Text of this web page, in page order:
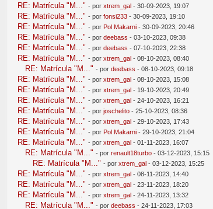
RE: Matrícula "M..." - por xtrem_gal - 30-09-2023, 19:07
RE: Matrícula "M..." - por fonsi233 - 30-09-2023, 19:10
RE: Matrícula "M..." - por Pol Makarni - 30-09-2023, 20:46
RE: Matrícula "M..." - por deebass - 03-10-2023, 09:38
RE: Matrícula "M..." - por deebass - 07-10-2023, 22:38
RE: Matrícula "M..." - por xtrem_gal - 08-10-2023, 08:40
RE: Matrícula "M..." - por deebass - 08-10-2023, 09:18
RE: Matrícula "M..." - por xtrem_gal - 08-10-2023, 15:08
RE: Matrícula "M..." - por xtrem_gal - 19-10-2023, 20:49
RE: Matrícula "M..." - por xtrem_gal - 24-10-2023, 16:21
RE: Matrícula "M..." - por joschelito - 25-10-2023, 08:36
RE: Matrícula "M..." - por xtrem_gal - 29-10-2023, 17:43
RE: Matrícula "M..." - por Pol Makarni - 29-10-2023, 21:04
RE: Matrícula "M..." - por xtrem_gal - 01-11-2023, 16:07
RE: Matrícula "M..." - por renault18turbo - 03-12-2023, 15:15
RE: Matrícula "M..." - por xtrem_gal - 03-12-2023, 15:25
RE: Matrícula "M..." - por xtrem_gal - 08-11-2023, 14:40
RE: Matrícula "M..." - por xtrem_gal - 23-11-2023, 18:20
RE: Matrícula "M..." - por xtrem_gal - 24-11-2023, 13:32
RE: Matrícula "M..." - por deebass - 24-11-2023, 17:03